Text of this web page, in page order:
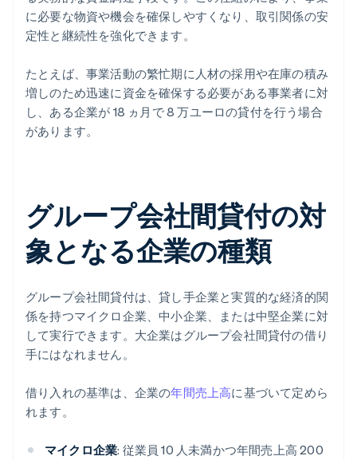
に必要な物資や機会を確保しやすくなり、取引関係の安
定性と継続性を強化できます。
たとえば、事業活動の繁忙期に人材の採用や在庫の積み
増しのため迅速に資金を確保する必要がある事業者に対
し、ある企業が 18 ヵ月で 8 万ユーロの貸付を行う場合
があります。
グループ会社間貸付の対
象となる企業の種類
グループ会社間貸付は、貸し手企業と実質的な経済的関
係を持つマイクロ企業、中小企業、または中堅企業に対
して実行できます。大企業はグループ会社間貸付の借り
手にはなれません。
借り入れの基準は、企業の年間売上高に基づいて定めら
れます。
マイクロ企業: 従業員 10 人未満かつ年間売上高 200